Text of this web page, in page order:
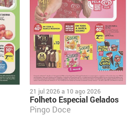
21 jul 2026 a 10 ago 2026
Folheto Especial Gelados
Pingo Doce